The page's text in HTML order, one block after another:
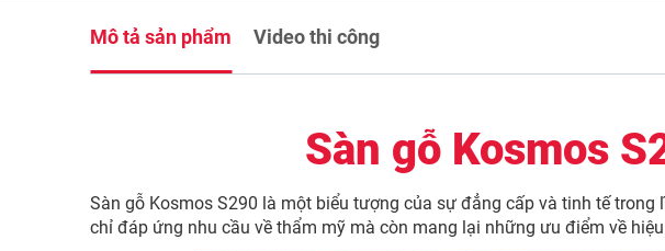
Mô tả sản phẩm Video thi công
Sàn gỗ Kosmos
Sàn gỗ Kosmos S290 là một biểu tượng của sự đẳng cấp và tinh tế
chỉ đáp ứng nhu cầu về thẩm mỹ mà còn mang lại những ưu điểm về